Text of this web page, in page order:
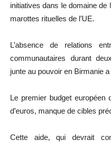
initiatives dans le domaine
marottes rituelles de l’UE.
L’absence de relations
communautaires durant
junte au pouvoir en Birmanie
Le premier budget européen
d’euros, manque de cibles
Cette aide, qui devrait